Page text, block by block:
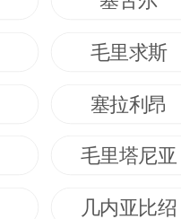
毛里求斯
塞拉利昂
毛里塔尼亚
几内亚比绍